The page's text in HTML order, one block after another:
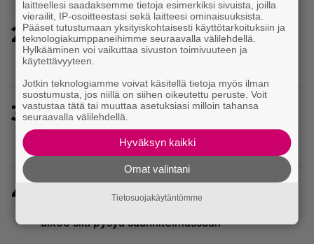
2
Uutta PS5-pulmahyppelyä kuvaillaan
ensimmäiseksi peliksi, joka on suunniteltu täysin
DualSense-ohjaimen kosketuslevyn ympärille
3
Ghost Recon 25 vuotta: nappaa nyt ilmaiseksi
Ghost Recon: Future Soldier sekä merkittävä
Ghost Recon Wildlands -päivitys
4
valmistuksen lopettamisesta nousseen kritiikin –
aikoo silti pysyä suunnitelmassaan
laitteellesi saadaksemme tietoja esimerkiksi sivuista, joilla
vierailit, IP-osoitteestasi sekä laitteesi ominaisuuksista.
Pääset tutustumaan yksityiskohtaisesti käyttötarkoituksiin ja
teknologiakumppaneihimme seuraavalla välilehdellä.
Hylkääminen voi vaikuttaa sivuston toimivuuteen ja
käytettävyyteen.
Jotkin teknologiamme voivat käsitellä tietoja myös ilman
suostumusta, jos niillä on siihen oikeutettu peruste. Voit
vastustaa tätä tai muuttaa asetuksiasi milloin tahansa
seuraavalla välilehdellä.
Hyväksyn kaikki
Omat valintani
Tietosuojakäytäntömme